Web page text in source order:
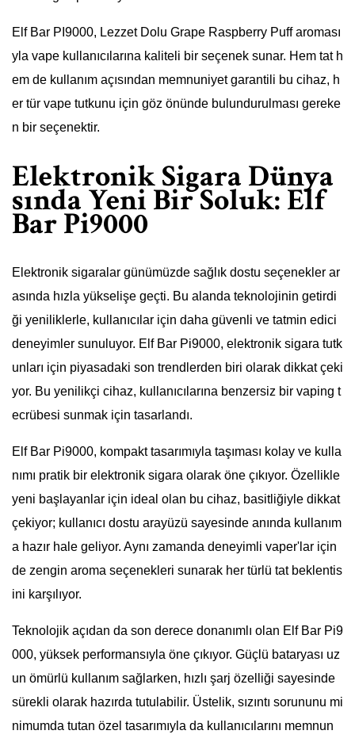
Elf Bar PI9000, Lezzet Dolu Grape Raspberry Puff aroması
yla vape kullanıcılarına kaliteli bir seçenek sunar. Hem tat h
em de kullanım açısından memnuniyet garantili bu cihaz, h
er tür vape tutkunu için göz önünde bulundurulması gereke
n bir seçenektir.
Elektronik Sigara Dünya
sında Yeni Bir Soluk: Elf
Bar Pi9000
Elektronik sigaralar günümüzde sağlık dostu seçenekler ar
asında hızla yükselişe geçti. Bu alanda teknolojinin getirdi
ği yeniliklerle, kullanıcılar için daha güvenli ve tatmin edici
deneyimler sunuluyor. Elf Bar Pi9000, elektronik sigara tutk
unları için piyasadaki son trendlerden biri olarak dikkat çeki
yor. Bu yenilikçi cihaz, kullanıcılarına benzersiz bir vaping t
ecrübesi sunmak için tasarlandı.
Elf Bar Pi9000, kompakt tasarımıyla taşıması kolay ve kulla
nımı pratik bir elektronik sigara olarak öne çıkıyor. Özellikle
yeni başlayanlar için ideal olan bu cihaz, basitliğiyle dikkat
çekiyor; kullanıcı dostu arayüzü sayesinde anında kullanım
a hazır hale geliyor. Aynı zamanda deneyimli vaper'lar için
de zengin aroma seçenekleri sunarak her türlü tat beklentis
ini karşılıyor.
Teknolojik açıdan da son derece donanımlı olan Elf Bar Pi9
000, yüksek performansıyla öne çıkıyor. Güçlü bataryası uz
un ömürlü kullanım sağlarken, hızlı şarj özelliği sayesinde
sürekli olarak hazırda tutulabilir. Üstelik, sızıntı sorununu mi
nimumda tutan özel tasarımıyla da kullanıcılarını memnun